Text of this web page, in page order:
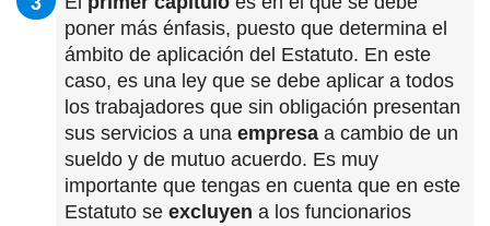
poner más énfasis, puesto que determina el
ámbito de aplicación del Estatuto. En este
caso, es una ley que se debe aplicar a todos
los trabajadores que sin obligación presentan
sus servicios a una empresa a cambio de un
sueldo y de mutuo acuerdo. Es muy
importante que tengas en cuenta que en este
Estatuto se excluyen a los funcionarios